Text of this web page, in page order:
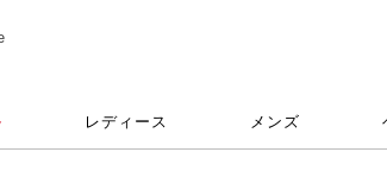
レディース メンズ